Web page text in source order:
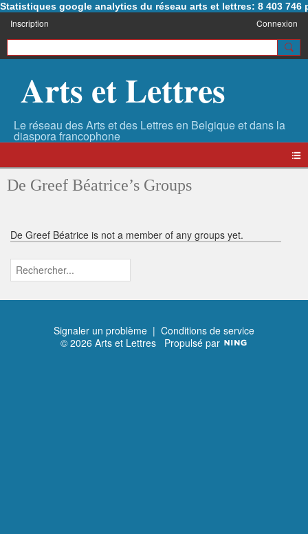
Statistiques google analytics du réseau arts et lettres: 8 403 746
Inscription Connexion
Arts et Lettres
De Greef Béatrice’s Groups
De Greef Béatrice is not a member of any groups yet.
Signaler un problème | Conditions de service
© 2026 Arts et Lettres Propulsé par